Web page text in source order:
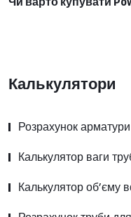
Калькулятори
Розрахунок
Калькулятор ваги
Калькулятор об’єму